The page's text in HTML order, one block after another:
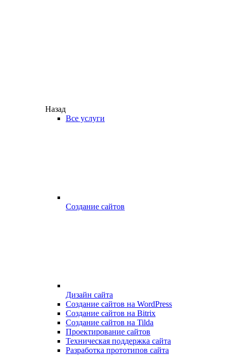
Назад
Все услуги
Создание сайтов
Дизайн сайта
Создание сайтов на WordPress
Создание сайтов на Bitrix
Создание сайтов на Tilda
Проектирование сайтов
Техническая поддержка сайта
Разработка прототипов сайта